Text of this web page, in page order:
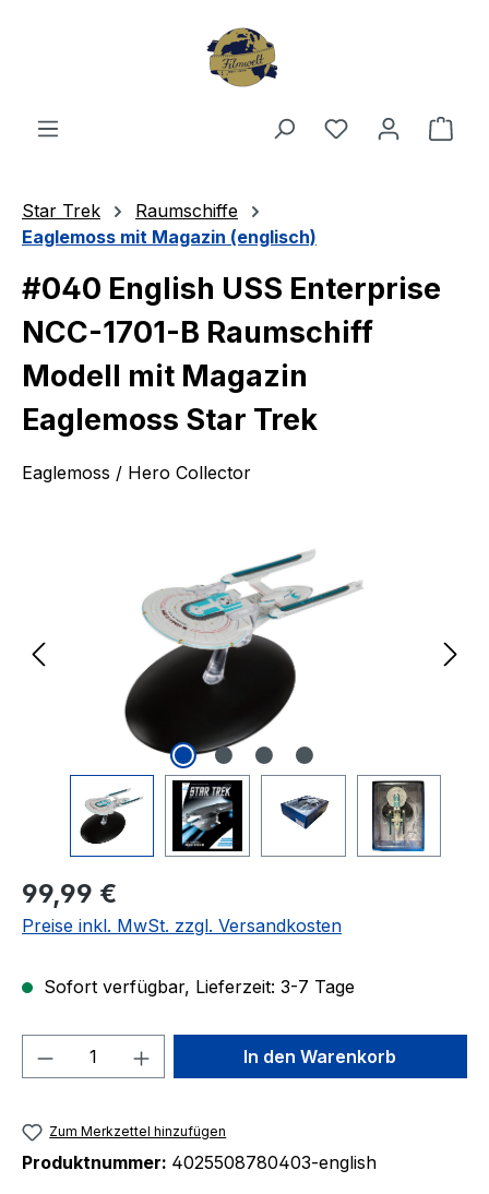
Du hast 0
Star Trek
Raumschiffe
Eaglemoss mit Magazin (englisch)
#040 English USS Enterprise
NCC-1701-B Raumschiff
Modell mit Magazin
Eaglemoss Star Trek
Eaglemoss / Hero Collector
Regulärer Preis:
99,99 €
Preise inkl. MwSt. zzgl. Versandkosten
Sofort verfügbar, Lieferzeit: 3-7 Tage
Produkt Anzahl: Gib denIn den Warenkorb
Zum Merkzettel hinzufügen
Produktnummer: 4025508780403-english